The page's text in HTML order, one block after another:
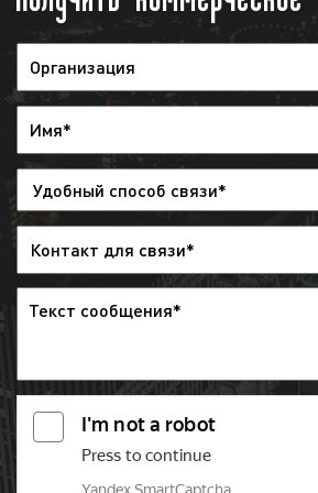
Телевидение является одним из
средств распространения
и в рекламных целях.
популярность иных средств
интернет) телевидение
рекламодателей по всей стране.
нашего рекламного агентства
на телеканале «Первом
основного средства
потенциальных клиентов к
товарам и услугам. Целевая
обширна. Телевидение смотрят:
работающие и самозанятые;
люди разных возрастов,
занимающиеся спортом,